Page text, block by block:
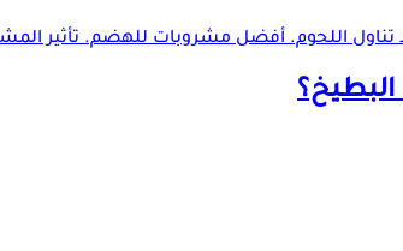
اللحوم. أفضل مشروبات للهضم. تأثير